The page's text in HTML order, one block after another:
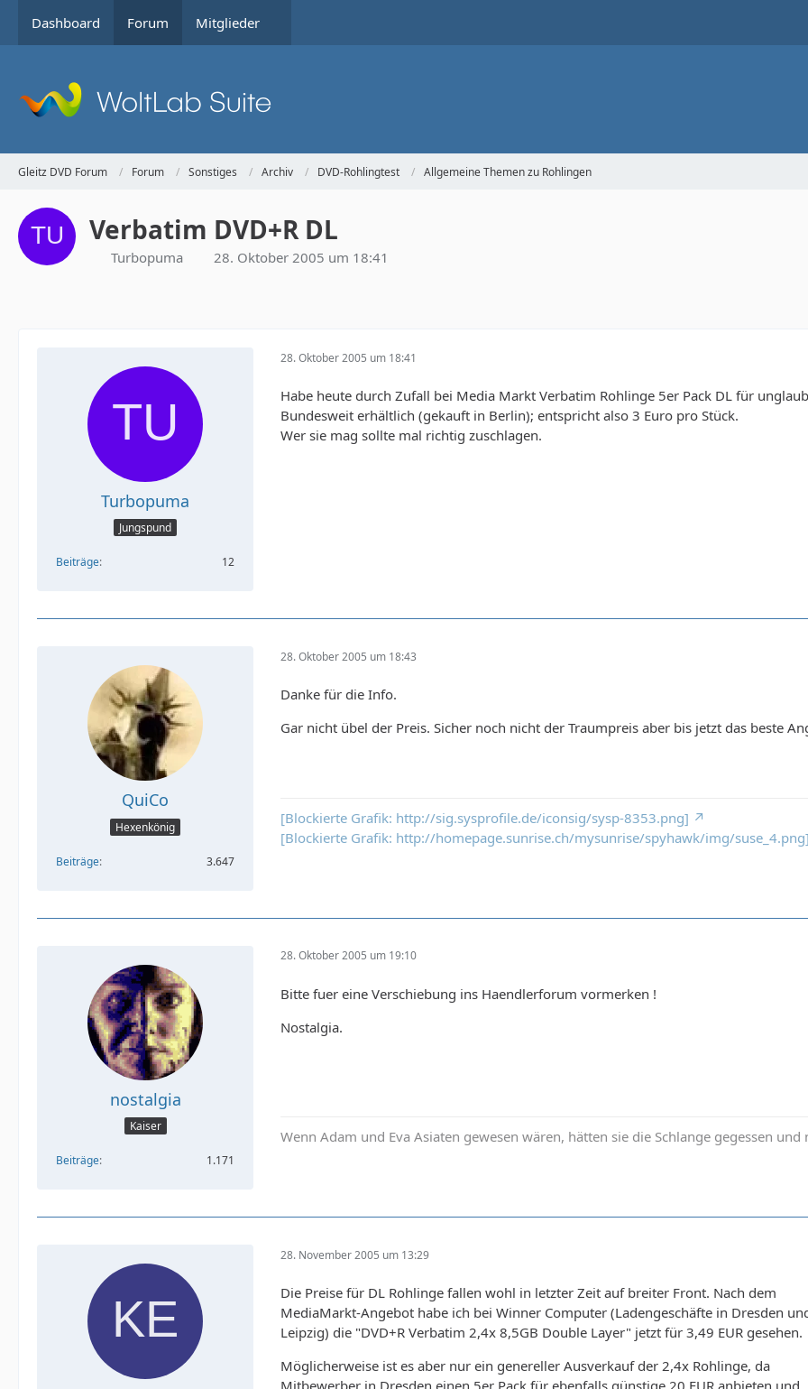
Dashboard Forum Mitglieder
Gleitz DVD Forum Forum Sonstiges Archiv DVD-Rohlingtest Allgemeine Themen zu Rohlingen
Verbatim DVD+R DL
Turbopuma 28. Oktober 2005 um 18:41
Turbopuma
Jungspund
Beiträge 12
28. Oktober 2005 um 18:41
Habe heute durch Zufall bei Media Markt Verbatim Rohlinge 5er Pack DL für
Bundesweit erhältlich (gekauft in Berlin); entspricht also 3 Euro pro Stück.
Wer sie mag sollte mal richtig zuschlagen.
QuiCo
Hexenkönig
Beiträge 3.647
28. Oktober 2005 um 18:43
Danke für die Info.
Gar nicht übel der Preis. Sicher noch nicht der Traumpreis aber bis jetzt das beste
[Blockierte Grafik: http://sig.sysprofile.de/iconsig/sysp-8353.png]
[Blockierte Grafik: http://homepage.sunrise.ch/mysunrise/spyhawk/img/
nostalgia
Kaiser
Beiträge 1.171
28. Oktober 2005 um 19:10
Bitte fuer eine Verschiebung ins Haendlerforum vormerken !
Nostalgia.
Wenn Adam und Eva Asiaten gewesen wären, hätten sie die Schlange gegessen
28. November 2005 um 13:29
Die Preise für DL Rohlinge fallen wohl in letzter Zeit auf breiter Front. Nach dem
MediaMarkt-Angebot habe ich bei Winner Computer (Ladengeschäfte in Dresden
Leipzig) die "DVD+R Verbatim 2,4x 8,5GB Double Layer" jetzt für 3,49 EUR gesehen.
Möglicherweise ist es aber nur ein genereller Ausverkauf der 2,4x Rohlinge, da